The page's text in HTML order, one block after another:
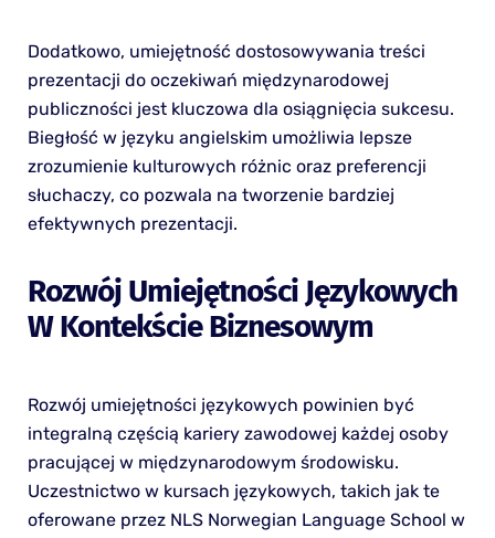
Dodatkowo, umiejętność dostosowywania treści
prezentacji do oczekiwań międzynarodowej
publiczności jest kluczowa dla osiągnięcia sukcesu.
Biegłość w języku angielskim umożliwia lepsze
zrozumienie kulturowych różnic oraz preferencji
słuchaczy, co pozwala na tworzenie bardziej
efektywnych prezentacji.
Rozwój Umiejętności Językowych
W Kontekście Biznesowym
Rozwój umiejętności językowych powinien być
integralną częścią kariery zawodowej każdej osoby
pracującej w międzynarodowym środowisku.
Uczestnictwo w kursach językowych, takich jak te
oferowane przez NLS Norwegian Language School w